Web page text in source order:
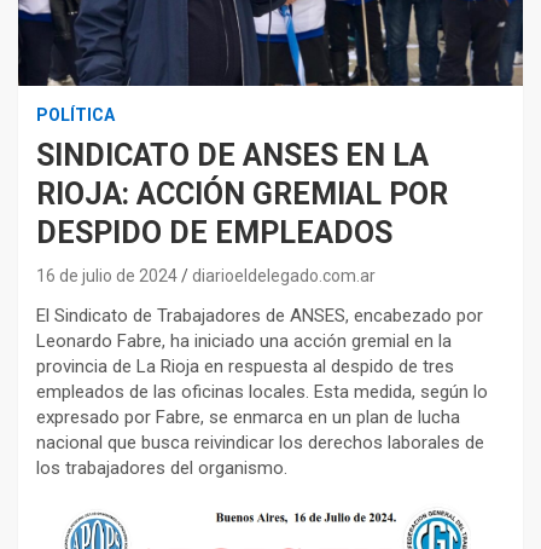
POLÍTICA
SINDICATO DE ANSES EN LA
RIOJA: ACCIÓN GREMIAL POR
DESPIDO DE EMPLEADOS
16 de julio de 2024 diarioeldelegado.com.ar
El Sindicato de Trabajadores de ANSES, encabezado por
Leonardo Fabre, ha iniciado una acción gremial en la
provincia de La Rioja en respuesta al despido de tres
empleados de las oficinas locales. Esta medida, según lo
expresado por Fabre, se enmarca en un plan de lucha
nacional que busca reivindicar los derechos laborales de
los trabajadores del organismo.